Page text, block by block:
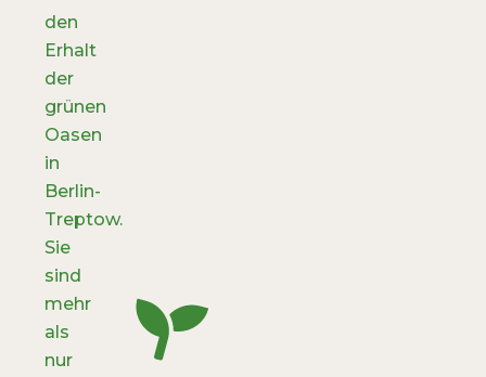
den
Erhalt
der
grünen
Oasen
in
Berlin-
Treptow.
Sie
sind
mehr
als
nur